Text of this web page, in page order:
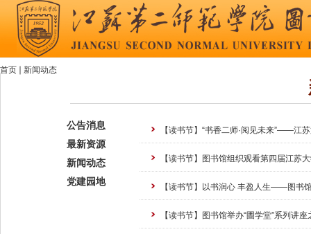
首页 新闻动态
公告消息
最新资源
新闻动态
党建园地
【读书节】“书香二师·阅见未来”——江
【读书节】图书馆组织观看第四届江苏
【读书节】以书润心 丰盈人生——图书
【读书节】图书馆举办“圕学堂”系列讲